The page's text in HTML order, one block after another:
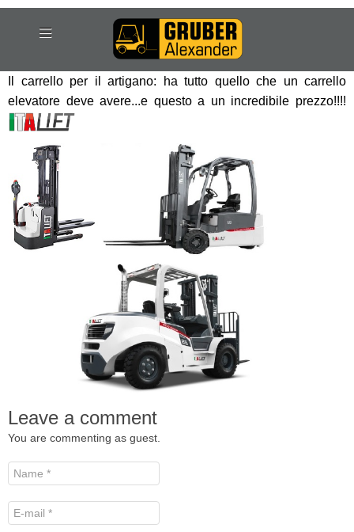
Il carrello per il artigano: ha tutto quello che un carrello
elevatore deve avere...e questo a un incredibile prezzo!!!!
Leave a comment
You are commenting as guest.